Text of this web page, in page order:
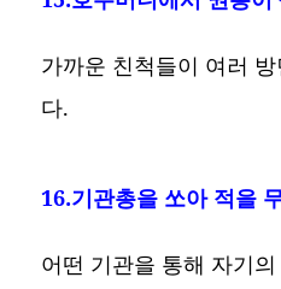
가까운 친척들이 여러
다.
16.기관총을 쏘아 적을
어떤 기관을 통해 자기